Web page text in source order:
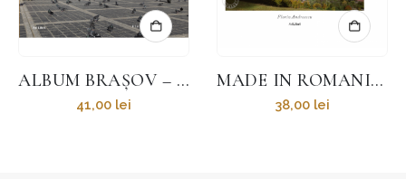
ALBUM BRAȘOV – CETATEA COROANEI – FLORIN ANDREESCU MADE IN ROMANIA – LB. ROMÂNĂ – FLORIN ANDREESCU